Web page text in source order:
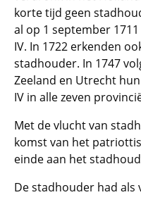
korte tijd geen
al op 1 september
IV. In 1722 erkenden
stadhouder. In 1747
Zeeland en Utrecht
IV in alle zeven
Met de vlucht van
komst van het
einde aan het
De stadhouder had als